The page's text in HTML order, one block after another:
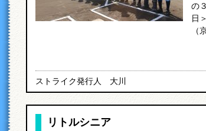
の
日
（
ストライク発行人 大川
リトルシニア